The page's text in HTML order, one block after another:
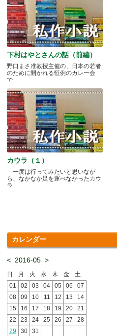
下村はやとさんの話（前編）
野口まさ准教授主催の、日本の若者
のために開かれる恒例のカレー会
で.....
カウラ（１）
一度は行ってみたいと思いなが
ら、なかなか足を運べなかったカウ
ラ.....
カレンダー
< 2016-05 >
日 月 火 水 木 金
土
01
02 03 04 05 06
07
08
09 10 11 12 13
14
15
16 17 18 19 20
21
22
23 24 25 26 27
28
29
30 31